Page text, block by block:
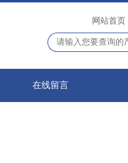
网站首页
在线留言